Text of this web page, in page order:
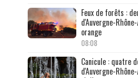
Feux de forêts :
d'Auvergne-
orange
08:08
Canicule : quatre
d'Auvergne-